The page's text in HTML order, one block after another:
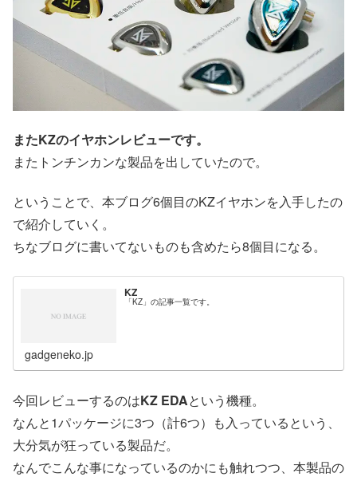
またKZのイヤホンレビューです。
またトンチンカンな製品を出していたので。
ということで、本ブログ6個目のKZイヤホンを入手したの
で紹介していく。
ちなブログに書いてないものも含めたら8個目になる。
KZ
「KZ」の記事一覧です。
gadgeneko.jp
今回レビューするのはKZ EDAという機種。
なんと1パッケージに3つ（計6つ）も入っているという、
大分気が狂っている製品だ。
なんでこんな事になっているのかにも触れつつ、本製品の